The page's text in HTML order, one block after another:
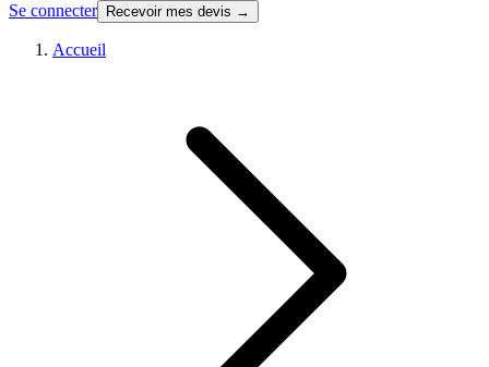
Se connecter
Recevoir mes devis →
Accueil